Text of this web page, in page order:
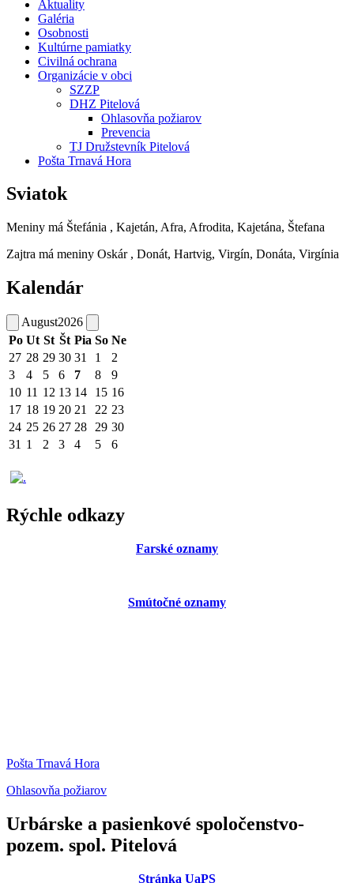
Aktuality
Galéria
Osobnosti
Kultúrne pamiatky
Civilná ochrana
Organizácie v obci
SZZP
DHZ Pitelová
Ohlasovňa požiarov
Prevencia
TJ Družstevník Pitelová
Pošta Trnavá Hora
Sviatok
Meniny má Štefánia , Kajetán, Afra, Afrodita, Kajetána, Štefana
Zajtra má meniny Oskár , Donát, Hartvig, Virgín, Donáta, Virgínia
Kalendár
August2026
Po Ut St Št Pia So Ne
27 28 29 30 31 1
2
3
4 5 6 7 8
9
10 11 12 13 14 15 16
17 18 19 20 21 22 23
24 25 26 27 28 29 30
31 1 2 3 4 5 6
Rýchle odkazy
Farské oznamy
Smútočné oznamy
Pošta Trnavá Hora
Ohlasovňa požiarov
Urbárske a pasienkové spoločenstvo-
pozem. spol. Pitelová
Stránka UaPS